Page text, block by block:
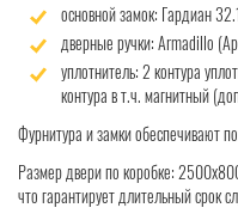
основной замок: Гардиан
дверные ручки: Armadillo
уплотнитель: 2 контура
контура в т.ч. магнитный
Фурнитура и замки обеспечивают
Размер двери по коробке:
что гарантирует длительный срок